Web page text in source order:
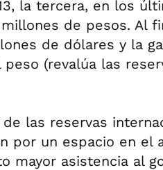
la tercera, en los
de pesos. Al
de dólares y la
peso (revalúa las
de las reservas
por un espacio en el
mayor asistencia al